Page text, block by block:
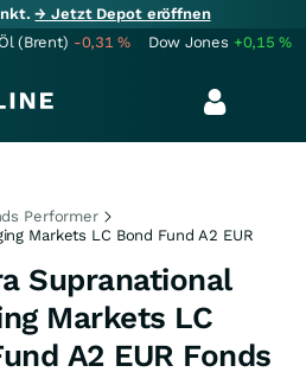
→ Jetzt Depot eröffnen
Öl (Brent) -0,31% Dow Jones +0,15%
Performer
Markets LC Bond Fund A2 EUR
Supranational
Markets LC
A2 EUR Fonds